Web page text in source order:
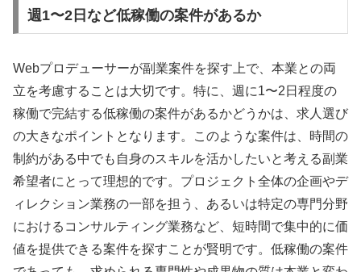
週1〜2日など低稼働の案件があるか
Webプロデューサーが副業案件を探す上で、本業との両
立を考慮することは大切です。特に、週に1〜2日程度の
稼働で完結する低稼働の案件があるかどうかは、求人選び
の大きなポイントとなります。このような案件は、時間の
制約がある中でも自身のスキルを活かしたいと考える副業
希望者にとって理想的です。プロジェクト全体の企画やデ
ィレクション業務の一部を担う、あるいは特定の専門分野
におけるコンサルティング業務など、短時間で集中的に価
値を提供できる案件を探すことが賢明です。低稼働の案件